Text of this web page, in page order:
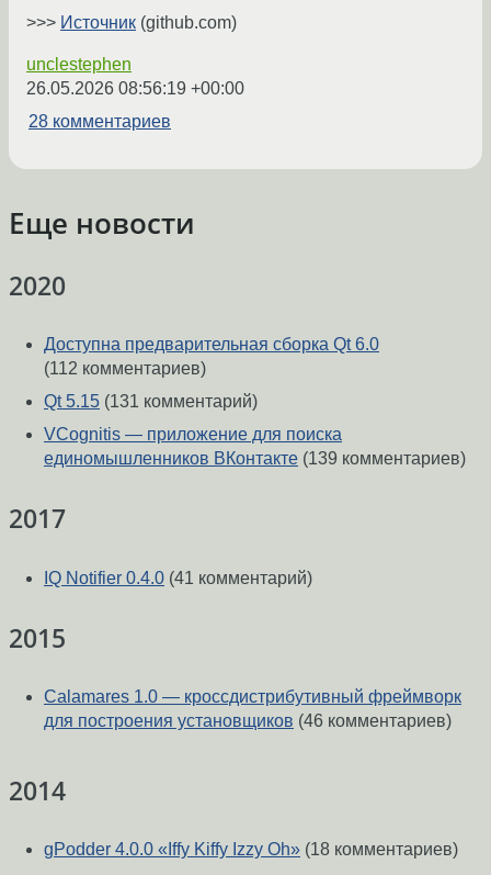
>>> Источник (github.com)
unclestephen
26.05.2026 08:56:19 +00:00
28 комментариев
Еще новости
2020
Доступна предварительная сборка Qt 6.0
(112 комментариев)
Qt 5.15 (131 комментарий)
VCognitis — приложение для поиска
единомышленников ВКонтакте (139 комментариев)
2017
IQ Notifier 0.4.0 (41 комментарий)
2015
Calamares 1.0 — кроссдистрибутивный фреймворк
для построения установщиков (46 комментариев)
2014
gPodder 4.0.0 «Iffy Kiffy Izzy Oh» (18 комментариев)